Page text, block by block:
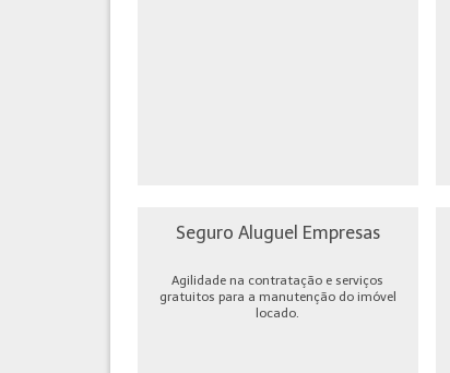
Seguro Aluguel Empresas
Agilidade na contratação e serviços
gratuitos para a manutenção do imóvel
locado.